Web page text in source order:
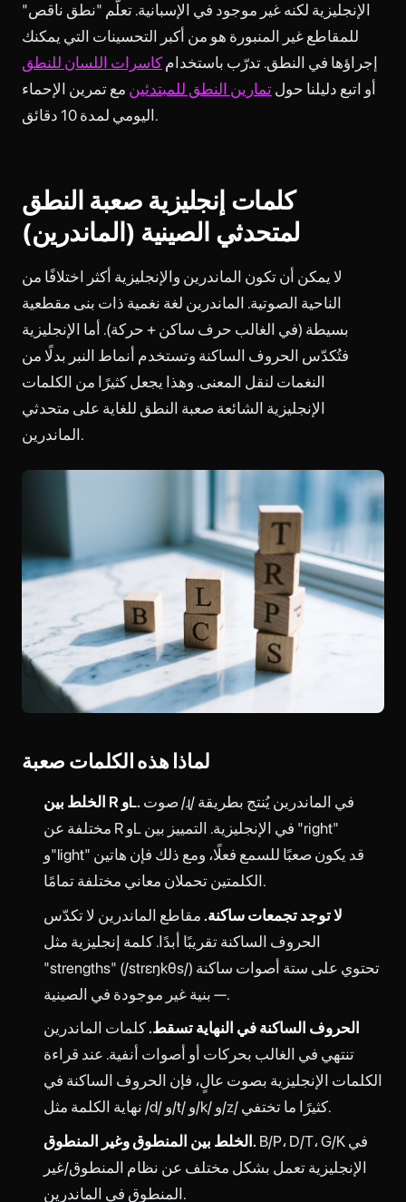
الإنجليزية لكنه غير موجود في الإسبانية. تعلّم "نطق ناقص"
للمقاطع غير المنبورة هو من أكبر التحسينات التي يمكنك
إجراؤها في النطق. تدرّب باستخدام كاسرات اللسان للنطق
أو اتبع دليلنا حول تمارين النطق للمبتدئين مع تمرين الإحماء
اليومي لمدة 10 دقائق.
كلمات إنجليزية صعبة النطق
لمتحدثي الصينية (الماندرين)
لا يمكن أن تكون الماندرين والإنجليزية أكثر اختلافًا من
الناحية الصوتية. الماندرين لغة نغمية ذات بنى مقطعية
بسيطة (في الغالب حرف ساكن + حركة). أما الإنجليزية
فتُكدّس الحروف الساكنة وتستخدم أنماط النبر بدلًا من
النغمات لنقل المعنى. وهذا يجعل كثيرًا من الكلمات
الإنجليزية الشائعة صعبة النطق للغاية على متحدثي
الماندرين.
لماذا هذه الكلمات صعبة
الخلط بين R وL.
مختلفة عن R وL في الإنجليزية. التمييز بين "right"
و"light" قد يكون صعبًا للسمع فعلًا، ومع ذلك فإن هاتين
الكلمتين تحملان معاني مختلفة تمامًا.
لا توجد تجمعات ساكنة. مقاطع الماندرين لا تكدّس
الحروف الساكنة تقريبًا أبدًا. كلمة إنجليزية مثل
"strengths" (/strɛŋkθs/) تحتوي على ستة أصوات ساكنة
— بنية غير موجودة في الصينية.
الحروف الساكنة في النهاية تسقط. كلمات الماندرين
تنتهي في الغالب بحركات أو أصوات أنفية. عند قراءة
الكلمات الإنجليزية بصوت عالٍ، فإن الحروف الساكنة في
نهاية الكلمة مثل /d/ و/t/ و/k/ و/z/ كثيرًا ما تختفي.
الخلط بين المنطوق وغير المنطوق. B/P، D/T، G/K في
الإنجليزية تعمل بشكل مختلف عن نظام المنطوق/غير
المنطوق في الماندرين.